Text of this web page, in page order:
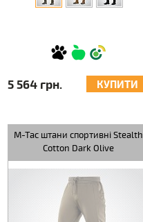
5 564 грн. КУПИТИ
M-Tac штани спортивні Stealth
Cotton Dark Olive